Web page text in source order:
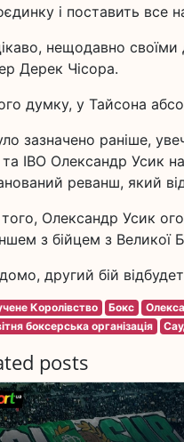
і поставить все
нещодавно
Дерек Чісора.
думку, у Тайсона
зазначено раніше,
та IBO Олександр Усик
реванш, який
Олександр Усик
з бійцем з Великої
другий бій
Королівство Бокс
боксерська організація
posts